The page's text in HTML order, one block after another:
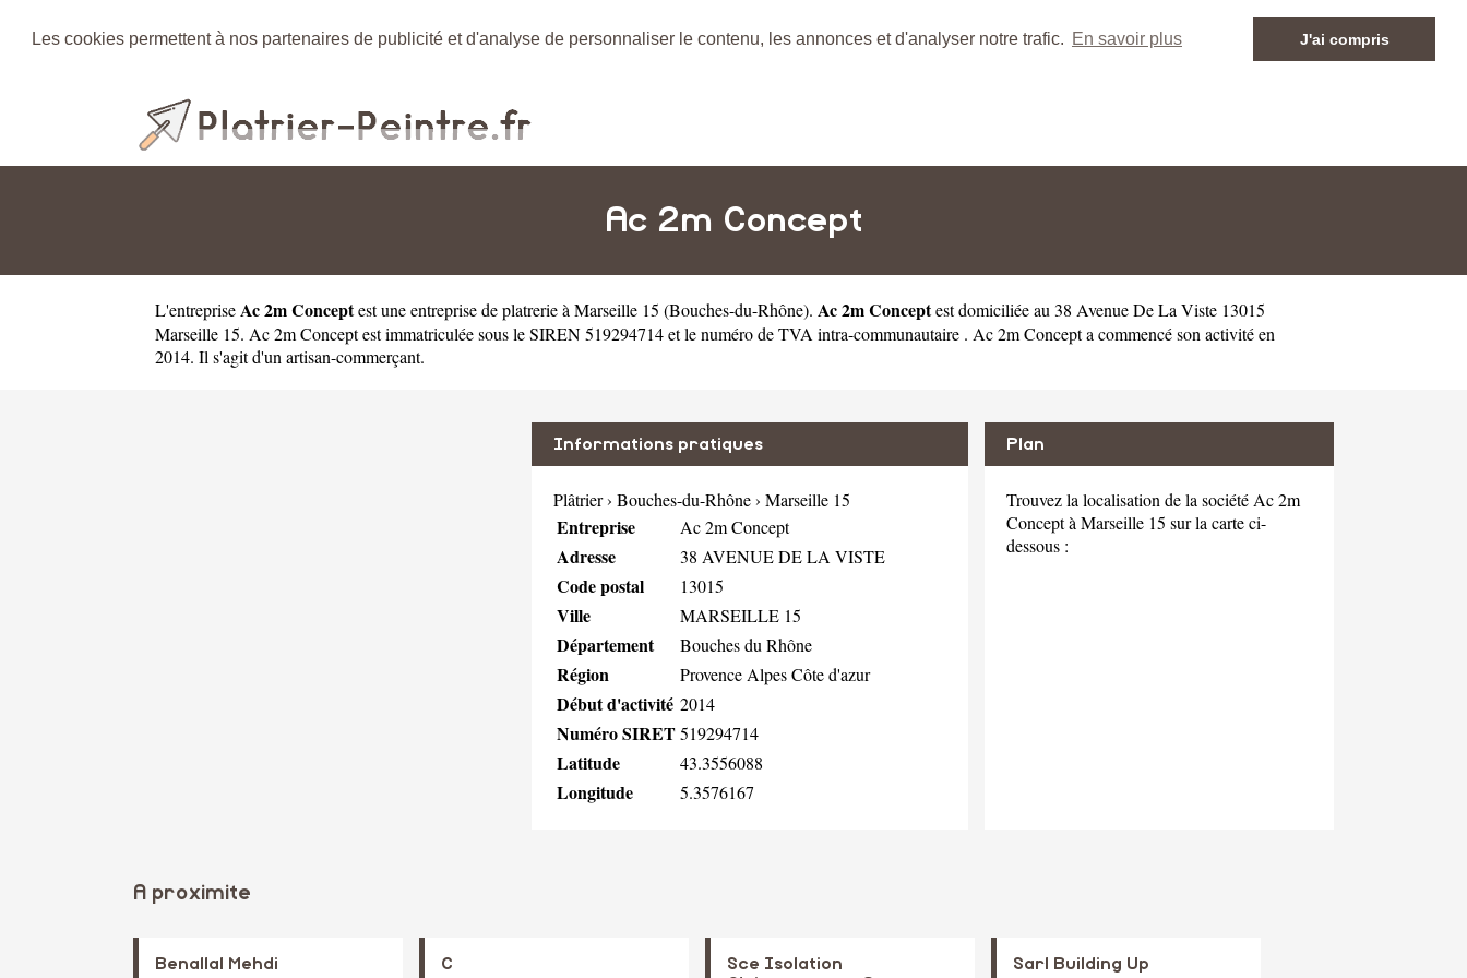
Les cookies permettent à nos partenaires de publicité et d'analyse de personnaliser le contenu, les annonces et d'analyser notre trafic. En savoir plus J'ai compris
Ac 2m Concept
L'entreprise Ac 2m Conceptest uneentreprise de platrerie à Marseille 15 (Bouches-du-Rhône). Ac 2m Conceptest domiciliée au 38 Avenue De La Viste 13015
Marseille 15. Ac 2m Concept est immatriculée sous le SIREN 519294714 et le numéro de TVA intra-communautaire . Ac 2m Concept a commencé son activité en
2014. Il s'agit d'un artisan-commerçant.
Informations pratiques
Plâtrier› Bouches-du-Rhône› Marseille 15
Entreprise Ac 2m Concept
Adresse 38 AVENUE DE LA VISTE
Code postal 13015
Ville MARSEILLE 15
Département Bouches du Rhône
Région Provence Alpes Côte d'azur
Début d'activité 2014
Numéro SIRET519294714
Latitude 43.3556088
Longitude 5.3576167
Plan
Trouvez la localisation de la société Ac 2m
Concept à Marseille 15 sur la carte ci-
dessous :
A proximite
Benallal Mehdi C
Sce Isolation
Sarl Building Up